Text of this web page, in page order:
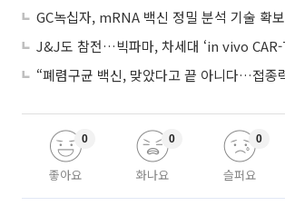
GC녹십자, mRNA 백신 정밀 분석 기술 확보
좋아요
0
화나요
0
슬퍼요
0